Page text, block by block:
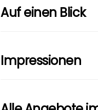
Auf einen Blick
Impressionen